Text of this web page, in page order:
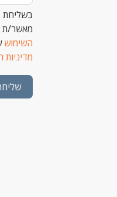
בשליחת
מאשר/ת
השימוש
מדיניות